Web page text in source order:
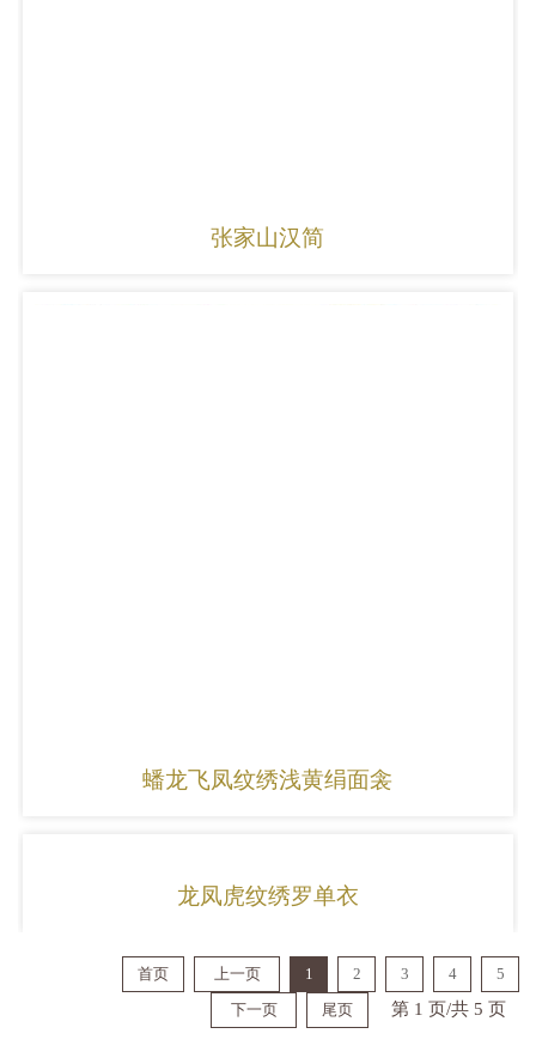
张家山汉简
蟠龙飞凤纹绣浅黄绢面衾
龙凤虎纹绣罗单衣
首页 上一页 1 2 3 4
5
下一页
尾页 第 1 页/共 5 页